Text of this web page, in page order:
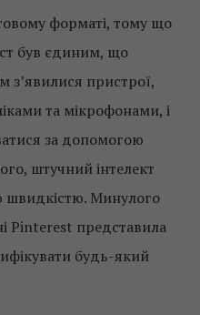
форматі, тому що
був єдиним, що
з’явилися пристрої,
та мікрофонами, і
за допомогою
штучний інтелект
швидкістю. Минулого
Pinterest представила
будь-який